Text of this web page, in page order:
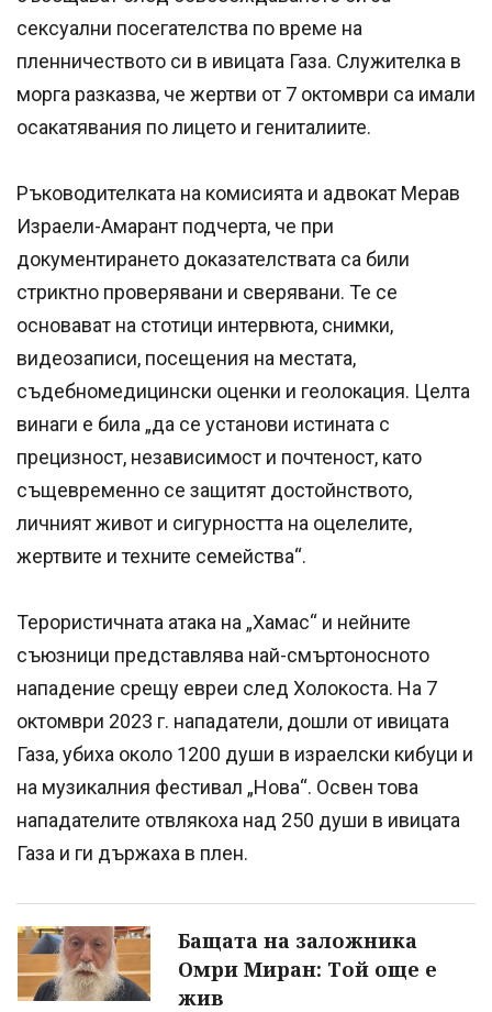
сексуални посегателства по време на
пленничеството си в ивицата Газа. Служителка в
морга разказва, че жертви от 7 октомври са имали
осакатявания по лицето и гениталиите.
Ръководителката на комисията и адвокат Мерав
Израели-Амарант подчерта, че при
документирането доказателствата са били
стриктно проверявани и сверявани. Те се
основават на стотици интервюта, снимки,
видеозаписи, посещения на местата,
съдебномедицински оценки и геолокация. Целта
винаги е била „да се установи истината с
прецизност, независимост и почтеност, като
същевременно се защитят достойнството,
личният живот и сигурността на оцелелите,
жертвите и техните семейства“.
Терористичната атака на „Хамас“ и нейните
съюзници представлява най-смъртоносното
нападение срещу евреи след Холокоста. На 7
октомври 2023 г. нападатели, дошли от ивицата
Газа, убиха около 1200 души в израелски кибуци и
на музикалния фестивал „Нова“. Освен това
нападателите отвлякоха над 250 души в ивицата
Газа и ги държаха в плен.
Бащата на заложника
Омри Миран: Той още е
жив